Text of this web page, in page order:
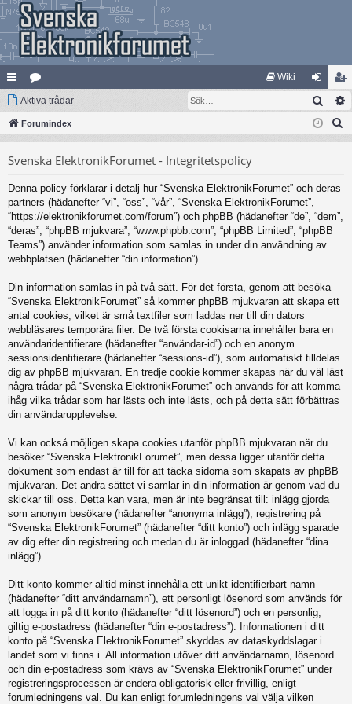
na
bb
ar
at
eg
Wiki
og
ga
li
m
m
Aktiva trådar Sök
Forumindex
Svenska ElektronikForumet - Integritetspolicy
Denna policy förklarar i detalj hur “Svenska ElektronikForumet” och deras
partners (hädanefter “vi”, “oss”, “vår”, “Svenska ElektronikForumet”,
“https://elektronikforumet.com/forum”) och phpBB (hädanefter “de”, “dem”,
“deras”, “phpBB mjukvara”, “www.phpbb.com”, “phpBB Limited”, “phpBB
Teams”) använder information som samlas in under din användning av
webbplatsen (hädanefter “din information”).
Din information samlas in på två sätt. För det första, genom att besöka
“Svenska ElektronikForumet” så kommer phpBB mjukvaran att skapa ett
antal cookies, vilket är små textfiler som laddas ner till din dators
webbläsares temporära filer. De två första cookisarna innehåller bara en
användaridentifierare (hädanefter “användar-id”) och en anonym
sessionsidentifierare (hädanefter “sessions-id”), som automatiskt tilldelas
dig av phpBB mjukvaran. En tredje cookie kommer skapas när du väl läst
några trådar på “Svenska ElektronikForumet” och används för att komma
ihåg vilka trådar som har lästs och inte lästs, och på detta sätt förbättras
din användarupplevelse.
Vi kan också möjligen skapa cookies utanför phpBB mjukvaran när du
besöker “Svenska ElektronikForumet”, men dessa ligger utanför detta
dokument som endast är till för att täcka sidorna som skapats av phpBB
mjukvaran. Det andra sättet vi samlar in din information är genom vad du
skickar till oss. Detta kan vara, men är inte begränsat till: inlägg gjorda
som anonym besökare (hädanefter “anonyma inlägg”), registrering på
“Svenska ElektronikForumet” (hädanefter “ditt konto”) och inlägg sparade
av dig efter din registrering och medan du är inloggad (hädanefter “dina
inlägg”).
Ditt konto kommer alltid minst innehålla ett unikt identifierbart namn
(hädanefter “ditt användarnamn”), ett personligt lösenord som används för
att logga in på ditt konto (hädanefter “ditt lösenord”) och en personlig,
giltig e-postadress (hädanefter “din e-postadress”). Informationen i ditt
konto på “Svenska ElektronikForumet” skyddas av dataskyddslagar i
landet som vi finns i. All information utöver ditt användarnamn, lösenord
och din e-postadress som krävs av “Svenska ElektronikForumet” under
registreringsprocessen är endera obligatorisk eller frivillig, enligt
forumledningens val. Du kan enligt forumledningens val välja vilken